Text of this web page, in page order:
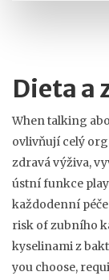
Dieta a
When talking
ovlivňují celý
zdravá výživa,
ústní funkce
každodenní
risk ofzubního
kyselinami z
you choose,